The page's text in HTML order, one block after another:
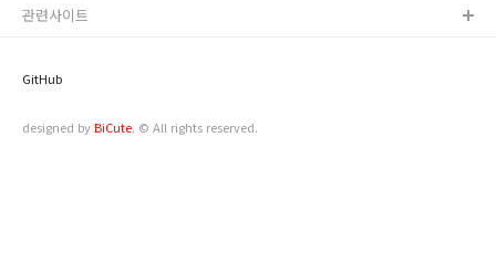
따라 안정적인 샤드 수가 다릅니다.closed index는 위 max_shards_per_node 에
GitHub
designed byBiCute. ©️ All rights reserved.
관련사이트